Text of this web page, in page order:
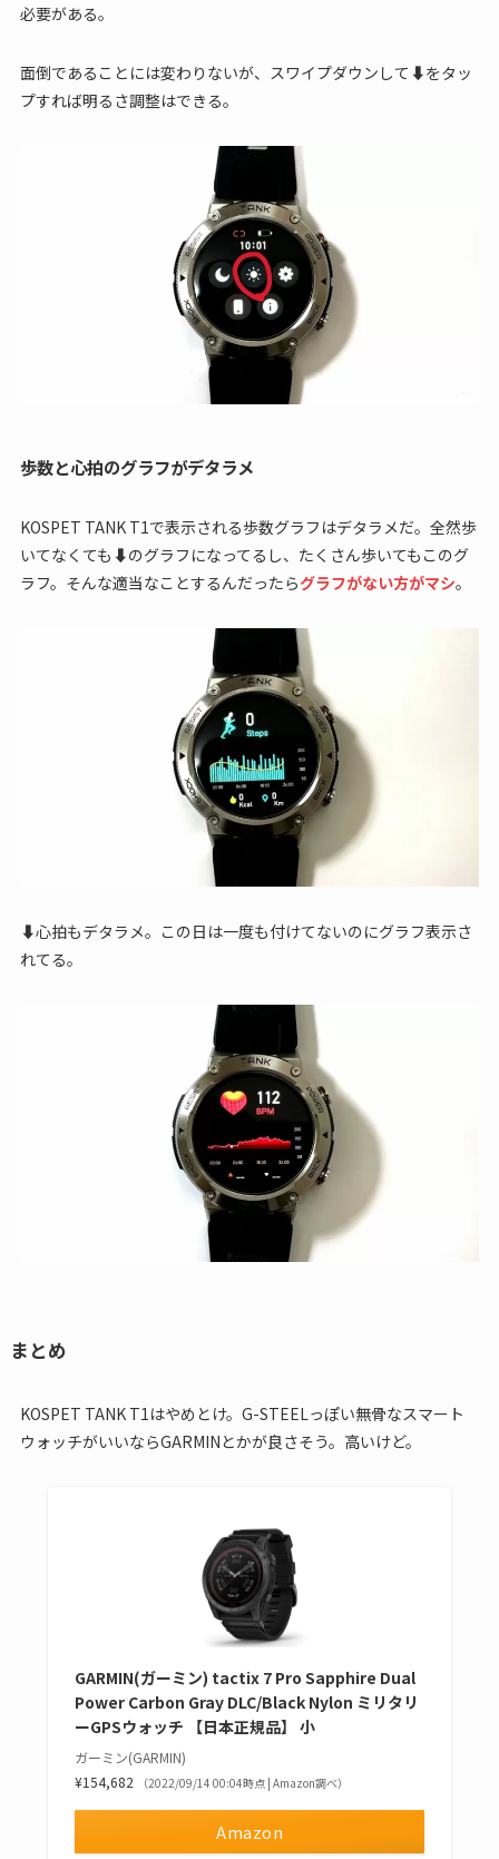
必要がある。
面倒であることには変わりないが、スワイプダウンして⬇をタッ
プすれば明るさ調整はできる。
歩数と心拍のグラフがデタラメ
KOSPET TANK T1で表示される歩数グラフはデタラメだ。全然歩
いてなくても⬇のグラフになってるし、たくさん歩いてもこのグ
ラフ。そんな適当なことするんだったらグラフがない方がマシ。
⬇心拍もデタラメ。この日は一度も付けてないのにグラフ表示さ
れてる。
まとめ
KOSPET TANK T1はやめとけ。G-STEELっぽい無骨なスマート
ウォッチがいいならGARMINとかが良さそう。高いけど。
GARMIN(ガーミン) tactix 7 Pro Sapphire Dual
Power Carbon Gray DLC/Black Nylon ミリタリ
ーGPSウォッチ 【日本正規品】 小
ガーミン(GARMIN)
¥154,682
（2022/09/14 00:04時点 | Amazon調べ）
Amazon